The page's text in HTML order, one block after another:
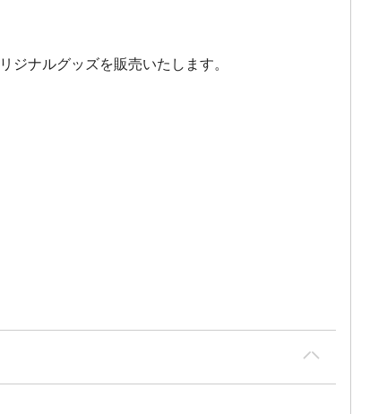
ナルグッズを販売いたします。